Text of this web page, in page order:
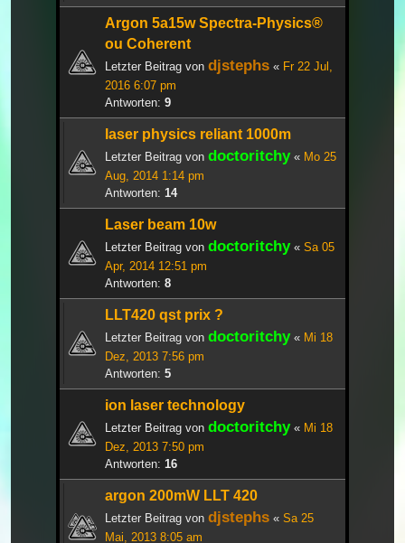
Argon 5a15w Spectra-Physics®
ou Coherent
Letzter Beitrag von djstephs « Fr 22 Jul,
2016 6:07 pm
Antworten: 9
laser physics reliant 1000m
Letzter Beitrag von doctoritchy« Mo 25
Aug, 2014 1:14 pm
Antworten: 14
Laser beam 10w
Letzter Beitrag von doctoritchy« Sa 05
Apr, 2014 12:51 pm
Antworten: 8
LLT420 qst prix ?
Letzter Beitrag von doctoritchy« Mi 18
Dez, 2013 7:56 pm
Antworten: 5
ion laser technology
Letzter Beitrag von doctoritchy« Mi 18
Dez, 2013 7:50 pm
Antworten: 16
argon 200mW LLT 420
Letzter Beitrag von djstephs « Sa 25
Mai, 2013 8:05 am